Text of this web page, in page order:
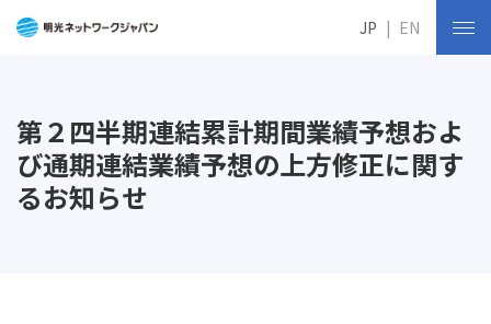
第２四半期連結累計期間業績予想およ
び通期連結業績予想の上方修正に関す
るお知らせ
JP EN